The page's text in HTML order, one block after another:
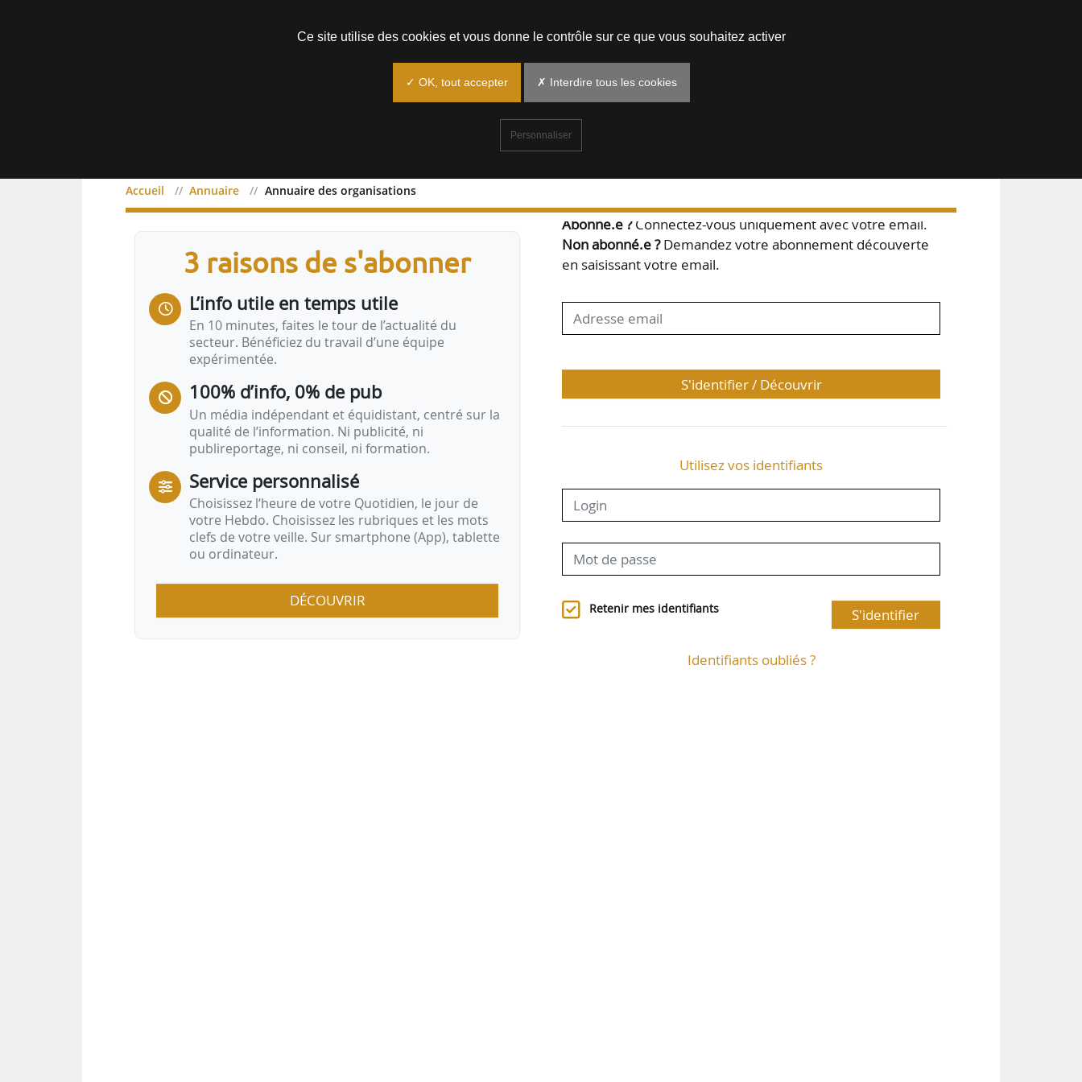
Accueil Annuaire Annuaire des organisations
3 raisons de s'abonner
L’info utile en temps utile
En 10 minutes, faites le tour de l’actualité du
secteur. Bénéficiez du travail d’une équipe
expérimentée.
100% d’info, 0% de pub
Un média indépendant et équidistant, centré sur la
qualité de l’information. Ni publicité, ni
publireportage, ni conseil, ni formation.
Service personnalisé
Choisissez l‘heure de votre Quotidien, le jour de
votre Hebdo. Choisissez les rubriques et les mots
clefs de votre veille. Sur smartphone (App), tablette
ou ordinateur.
DÉCOUVRIR
Bienvenue,
Abonné.e ?Connectez-vous uniquement avec votre email.
Non abonné.e ?Demandez votre abonnement découverte
en saisissant votre email.
S'identifier / Découvrir
Utilisez vos identifiants
Retenir mes identifiants S'identifier
Identifiants oubliés ?
Ce site utilise des cookies et vous donne le contrôle sur ce que vous souhaitez activer
✓ OK, tout accepter ✗ Interdire tous les cookies
Personnaliser